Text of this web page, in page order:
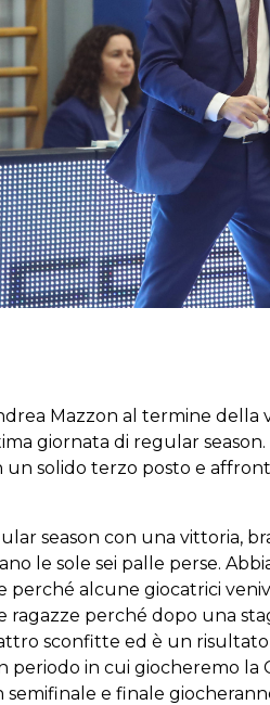
Mazzon al termine della
giornata di regular
solido terzo posto e
season con una vittoria,
le sole sei palle perse.
alcune giocatrici
ragazze perché dopo una
sconfitte ed è un
periodo in cui giocheremo
semifinale e finale